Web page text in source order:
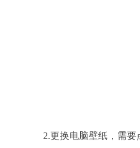
2.更换电脑壁纸，需要